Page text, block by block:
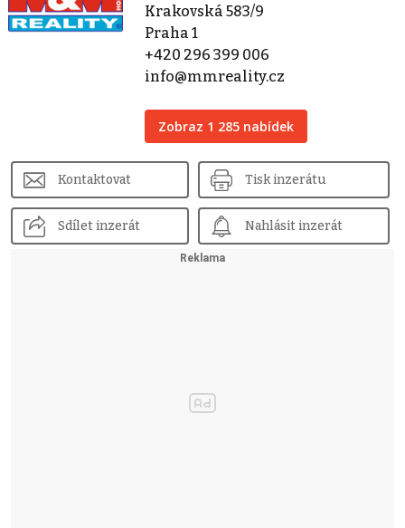
Krakovská 583/9
Praha 1
+420 296 399 006
info@mmreality.cz
Zobraz 1 285 nabídek
Kontaktovat Tisk inzerátu
Sdílet inzerát Nahlásit inzerát